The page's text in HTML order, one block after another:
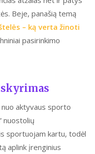
Beje, panašią temą
– ką verta žinoti
pasirinkimo
aktyvaus sporto
nuostolių
sportuojam kartu, todėl
aplink įrenginius